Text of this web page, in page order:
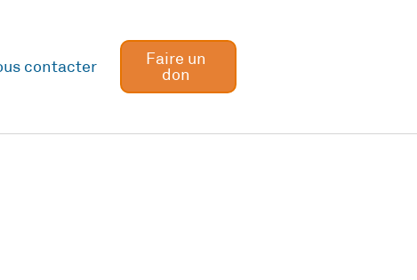
contacter
Faire un
don